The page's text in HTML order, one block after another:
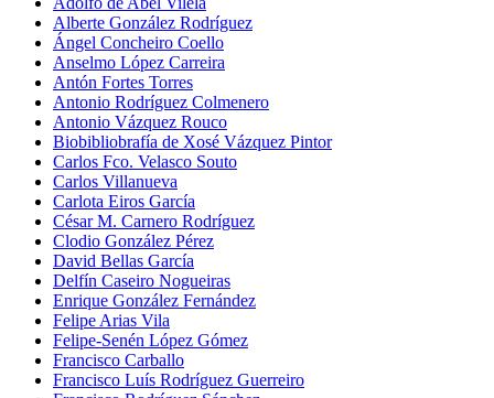
Alberte González Rodríguez
Ángel Concheiro Coello
Anselmo López Carreira
Antón Fortes Torres
Antonio Rodríguez Colmenero
Antonio Vázquez Rouco
Biobibliobrafía de Xosé Vázquez Pintor
Carlos Fco. Velasco Souto
Carlos Villanueva
Carlota Eiros García
César M. Carnero Rodríguez
Clodio González Pérez
David Bellas García
Delfín Caseiro Nogueiras
Enrique González Fernández
Felipe Arias Vila
Felipe-Senén López Gómez
Francisco Carballo
Francisco Luís Rodríguez Guerreiro